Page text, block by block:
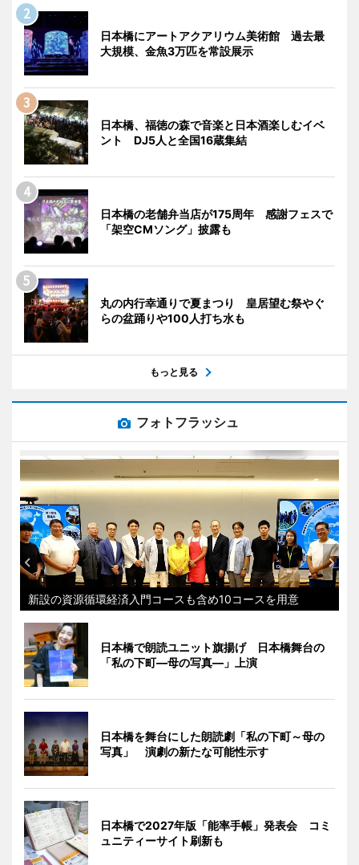
日本橋にアートアクアリウム美術館 過去最
大規模、金魚3万匹を常設展示
日本橋、福徳の森で音楽と日本酒楽しむイベ
ント DJ5人と全国16蔵集結
日本橋の老舗弁当店が175周年 感謝フェスで
「架空CMソング」披露も
丸の内行幸通りで夏まつり 皇居望む祭やぐ
らの盆踊りや100人打ち水も
もっと見る
フォトフラッシュ
新設の資源循環経済入門コースも含め10コースを用意
日本橋で朗読ユニット旗揚げ 日本橋舞台の
「私の下町―母の写真―」上演
日本橋を舞台にした朗読劇「私の下町～母の
写真」 演劇の新たな可能性示す
日本橋で2027年版「能率手帳」発表会 コミ
ュニティーサイト刷新も